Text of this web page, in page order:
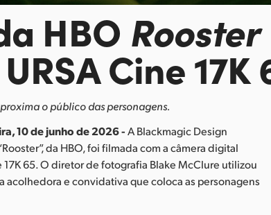
HBO Rooster
Cine 17K
o público das personagens.
10 de junho de 2026 -A Blackmagic Design
da HBO, foi filmada com a câmera digital
65. O diretor de fotografia Blake McClure utilizou
acolhedora e convidativa que coloca as personagens